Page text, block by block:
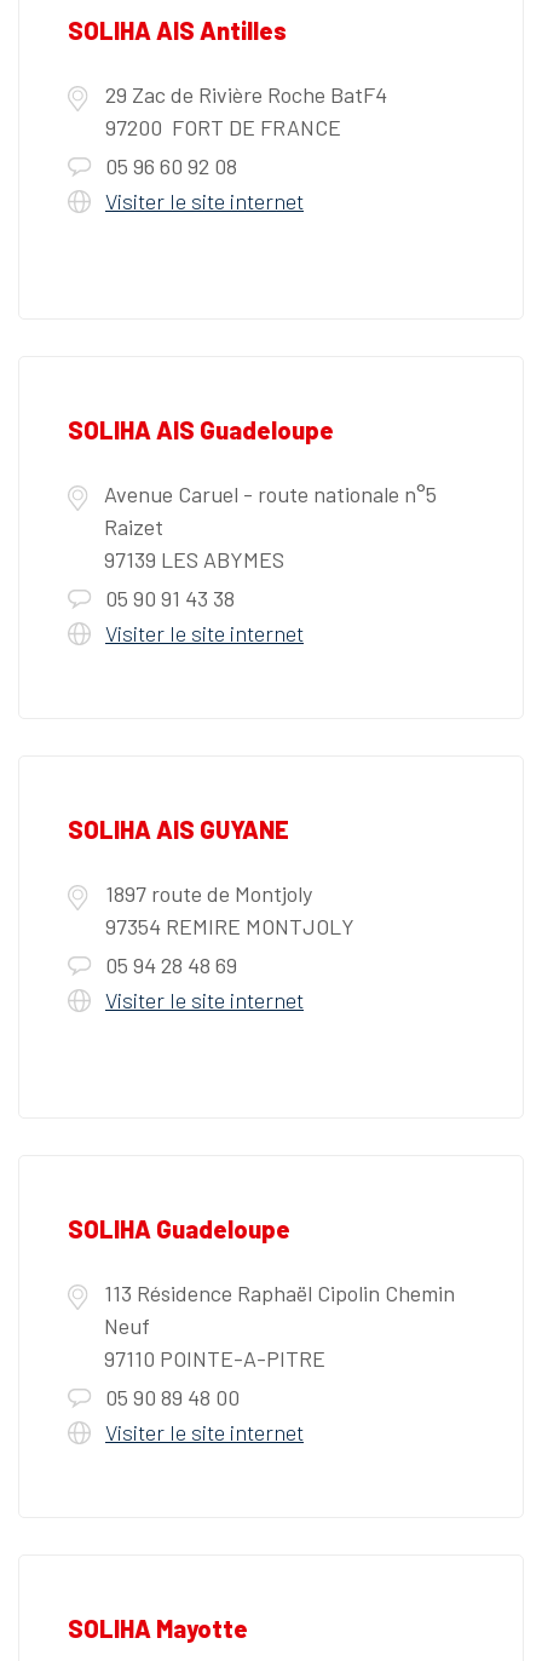
SOLIHA AIS Antilles
29 Zac de Rivière Roche BatF4
97200 FORT DE FRANCE
05 96 60 92 08
Visiter le site internet
SOLIHA AIS Guadeloupe
Avenue Caruel - route nationale n°5
Raizet
97139 LES ABYMES
05 90 91 43 38
Visiter le site internet
SOLIHA AIS GUYANE
1897 route de Montjoly
97354 REMIRE MONTJOLY
05 94 28 48 69
Visiter le site internet
SOLIHA Guadeloupe
113 Résidence Raphaël Cipolin Chemin
Neuf
97110 POINTE-A-PITRE
05 90 89 48 00
Visiter le site internet
SOLIHA Mayotte